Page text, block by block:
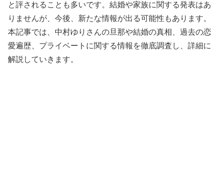
と評されることも多いです。結婚や家族に関する発表はあ
りませんが、今後、新たな情報が出る可能性もあります。
本記事では、中村ゆりさんの旦那や結婚の真相、過去の恋
愛遍歴、プライベートに関する情報を徹底調査し、詳細に
解説していきます。